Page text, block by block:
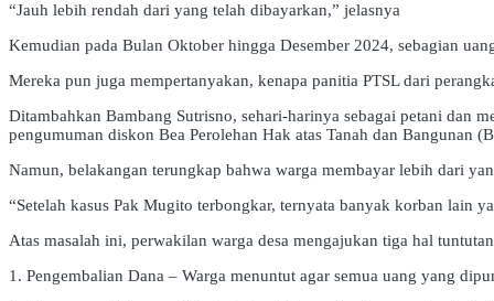
“Jauh lebih rendah dari yang telah dibayarkan,” jelasnya
Kemudian pada Bulan Oktober hingga Desember 2024, sebagian
Mereka pun juga mempertanyakan, kenapa panitia PTSL dari
Ditambahkan Bambang Sutrisno, sehari-harinya sebagai petani dan
pengumuman diskon Bea Perolehan Hak atas Tanah dan
Namun, belakangan terungkap bahwa warga membayar lebih dari
“Setelah kasus Pak Mugito terbongkar, ternyata banyak korban lain
Atas masalah ini, perwakilan warga desa mengajukan tiga hal
1. Pengembalian Dana – Warga menuntut agar semua uang yang